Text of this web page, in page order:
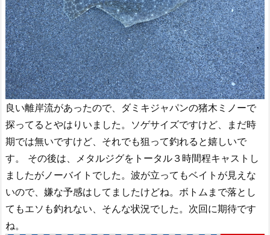
良い離岸流があったので、ダミキジャパンの猪木ミノーで
探ってるとやはりいました。ソゲサイズですけど、まだ時
期では無いですけど、それでも狙って釣れると嬉しいで
す。 その後は、メタルジグをトータル３時間程キャストし
ましたがノーバイトでした。波が立ってもベイトが見えな
いので、嫌な予感はしてましたけどね。ボトムまで落とし
てもエソも釣れない、そんな状況でした。次回に期待です
ね。